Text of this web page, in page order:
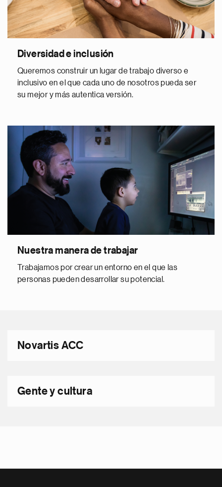
Diversidad e inclusión
Queremos construir un lugar de trabajo diverso e
inclusivo en el que cada uno de nosotros pueda ser
su mejor y más autentica versión.
Nuestra manera de trabajar
Trabajamos por crear un entorno en el que las
personas pueden desarrollar su potencial.
Novartis ACC
Gente y cultura